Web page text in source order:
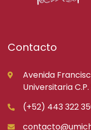
Contacto
Avenida
Universitaria
(+52) 443 322